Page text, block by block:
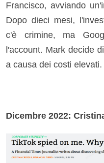
Francisco, avviando
Dopo dieci mesi,
c'è crimine, ma
l'account. Mark decide
a causa dei costi elevati.
Dicembre 2022: